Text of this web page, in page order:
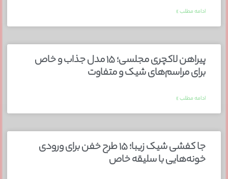
ادامه مطلب »
پیراهن لاکچری مجلسی؛ ۱۵ مدل جذاب و خاص
برای مراسم‌های شیک و متفاوت
ادامه مطلب »
جا کفشی شیک زیبا؛ ۱۵ طرح خفن برای ورودی
خونه‌هایی با سلیقه خاص